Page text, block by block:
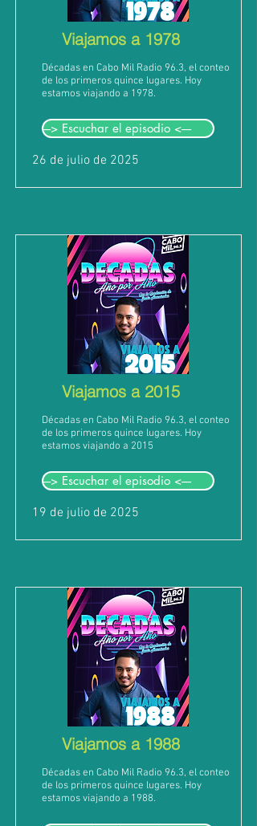
Viajamos a 1978
Décadas en Cabo Mil Radio 96.3, el conteo
de los primeros quince lugares. Hoy
estamos viajando a 1978.
---> Escuchar el episodio <----
26 de julio de 2025
Viajamos a 2015
Décadas en Cabo Mil Radio 96.3, el conteo
de los primeros quince lugares. Hoy
estamos viajando a 2015
---> Escuchar el episodio <----
19 de julio de 2025
Viajamos a 1988
Décadas en Cabo Mil Radio 96.3, el conteo
de los primeros quince lugares. Hoy
estamos viajando a 1988.